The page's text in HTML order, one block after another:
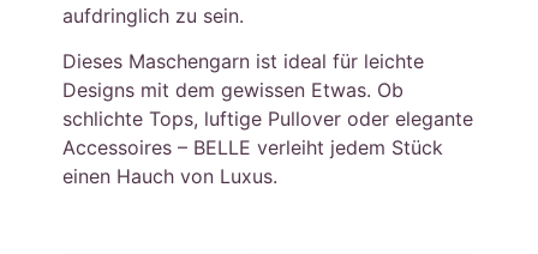
aufdringlich zu sein.
Dieses Maschengarn ist ideal für leichte
Designs mit dem gewissen Etwas. Ob
schlichte Tops, luftige Pullover oder elegante
Accessoires – BELLE verleiht jedem Stück
einen Hauch von Luxus.